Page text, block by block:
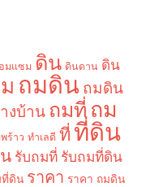
มแซม ดิน ดินดาน ดิน
ถมดิน ถมดิน
งบ้าน ถมที่ถม
ร้าว ทำเลดี ที่ ที่ดิน
รับถมที่ รับถมที่ดิน
ที่ดิน ราคา ราคา ถมดิน